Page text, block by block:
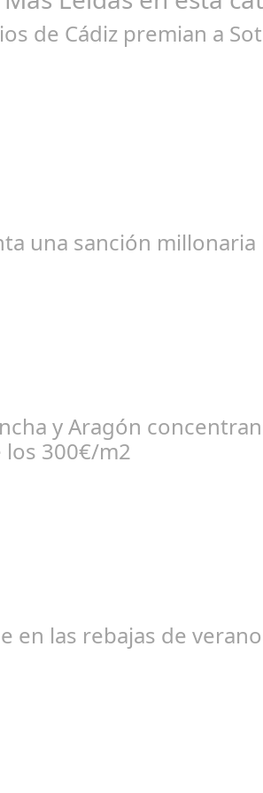
de Cádiz premian a
una sanción
y Aragón
300€/m2
en las rebajas de